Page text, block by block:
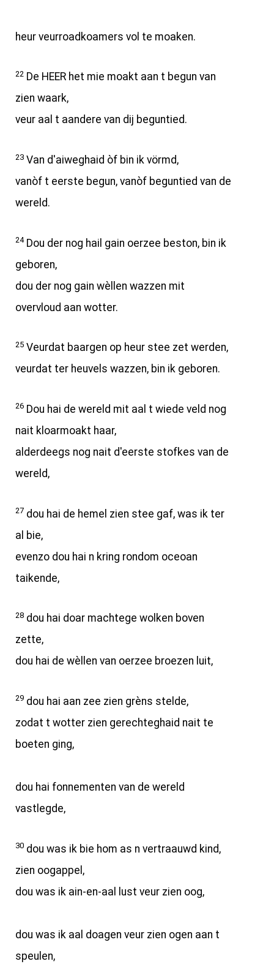
heur veurroadkoamers vol te moaken.
22 De HEER het mie moakt aan t begun van
zien waark,
veur aal t aandere van dij beguntied.
23 Van d'aiweghaid òf bin ik vörmd,
vanòf t eerste begun, vanòf beguntied van de
wereld.
24Dou der nog hail gain oerzee beston, bin ik
geboren,
dou der nog gain wèllen wazzen mit
overvloud aan wotter.
25 Veurdat baargen op heur stee zet werden,
veurdat ter heuvels wazzen, bin ik geboren.
26 Dou hai de wereld mit aal t wiede veld nog
nait kloarmoakt haar,
alderdeegs nog nait d'eerste stofkes van de
wereld,
27 dou hai de hemel zien stee gaf, was ik ter
al bie,
evenzo dou hai n kring rondom oceoan
taikende,
28 dou hai doar machtege wolken boven
zette,
dou hai de wèllen van oerzee broezen luit,
29 dou hai aan zee zien grèns stelde,
zodat t wotter zien gerechteghaid nait te
boeten ging,
dou hai fonnementen van de wereld
vastlegde,
30 dou was ik bie hom as n vertraauwd kind,
zien oogappel,
dou was ik ain-en-aal lust veur zien oog,
dou was ik aal doagen veur zien ogen aan t
speulen,